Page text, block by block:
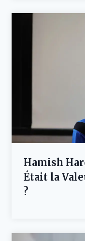
Hamish
Était la
?